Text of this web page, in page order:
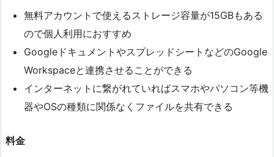
無料アカウントで使えるストレージ容量が15GBもある
ので個人利用におすすめ
GoogleドキュメントやスプレッドシートなどのGoogle
Workspaceと連携させることができる
インターネットに繋がれていればスマホやパソコン等機
器やOSの種類に関係なくファイルを共有できる
料金